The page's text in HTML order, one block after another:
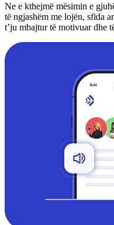
Ne e kthejmë mësimin e
të ngjashëm me lojën, sfida
t’ju mbajtur të motivuar dhe